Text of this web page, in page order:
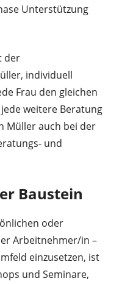
Unterstützung
der
individuell
Frau den gleichen
weitere Beratung
Müller auch bei der
und
Baustein
oder
Arbeitnehmer/in –
einzusetzen, ist
und Seminare,